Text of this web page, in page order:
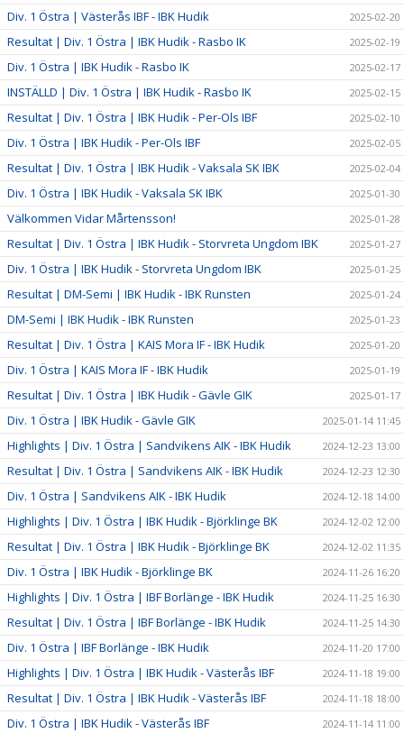
Div. 1 Östra | Västerås IBF - IBK Hudik 2025-02-20
Resultat | Div. 1 Östra | IBK Hudik - Rasbo IK 2025-02-19
Div. 1 Östra | IBK Hudik - Rasbo IK 2025-02-17
INSTÄLLD | Div. 1 Östra | IBK Hudik - Rasbo IK 2025-02-15
Resultat | Div. 1 Östra | IBK Hudik - Per-Ols IBF 2025-02-10
Div. 1 Östra | IBK Hudik - Per-Ols IBF 2025-02-05
Resultat | Div. 1 Östra | IBK Hudik - Vaksala SK IBK 2025-02-04
Div. 1 Östra | IBK Hudik - Vaksala SK IBK 2025-01-30
Välkommen Vidar Mårtensson! 2025-01-28
Resultat | Div. 1 Östra | IBK Hudik - Storvreta Ungdom IBK 2025-01-27
Div. 1 Östra | IBK Hudik - Storvreta Ungdom IBK 2025-01-25
Resultat | DM-Semi | IBK Hudik - IBK Runsten 2025-01-24
DM-Semi | IBK Hudik - IBK Runsten 2025-01-23
Resultat | Div. 1 Östra | KAIS Mora IF - IBK Hudik 2025-01-20
Div. 1 Östra | KAIS Mora IF - IBK Hudik 2025-01-19
Resultat | Div. 1 Östra | IBK Hudik - Gävle GIK 2025-01-17
Div. 1 Östra | IBK Hudik - Gävle GIK 2025-01-14 11:45
Highlights | Div. 1 Östra | Sandvikens AIK - IBK Hudik 2024-12-23 13:00
Resultat | Div. 1 Östra | Sandvikens AIK - IBK Hudik 2024-12-23 12:30
Div. 1 Östra | Sandvikens AIK - IBK Hudik 2024-12-18 14:00
Highlights | Div. 1 Östra | IBK Hudik - Björklinge BK 2024-12-02 12:00
Resultat | Div. 1 Östra | IBK Hudik - Björklinge BK 2024-12-02 11:35
Div. 1 Östra | IBK Hudik - Björklinge BK 2024-11-26 16:20
Highlights | Div. 1 Östra | IBF Borlänge - IBK Hudik 2024-11-25 16:30
Resultat | Div. 1 Östra | IBF Borlänge - IBK Hudik 2024-11-25 14:30
Div. 1 Östra | IBF Borlänge - IBK Hudik 2024-11-20 17:00
Highlights | Div. 1 Östra | IBK Hudik - Västerås IBF 2024-11-18 19:00
Resultat | Div. 1 Östra | IBK Hudik - Västerås IBF 2024-11-18 18:00
Div. 1 Östra | IBK Hudik - Västerås IBF 2024-11-14 11:00